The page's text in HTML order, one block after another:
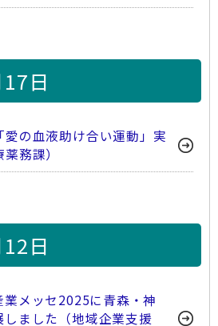
日
の血液助け合い運動」実
務課）
日
メッセ2025に青森・神
ました（地域企業支援